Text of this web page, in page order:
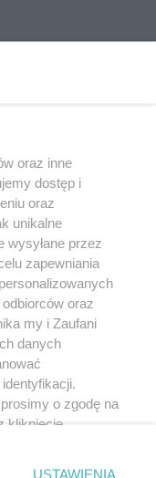
powielany i
jakikolwiek sposób (w
polu
w Internecie
użycie lub
prawa, tzn.
kary i może być ścigane
oraz inne
dostęp i
oraz
unikalne
wysyłane przez
zapewniania
oraz
my i Zaufani
danych
o zgodę na
kliknięcie
prywatności
USTAWIENIA